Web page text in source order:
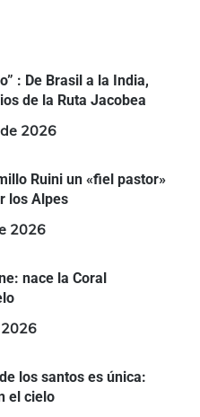
: De Brasil a la India,
de la Ruta Jacobea
2026
Ruini un «fiel pastor»
los Alpes
2026
nace la Coral
los santos es única:
el cielo